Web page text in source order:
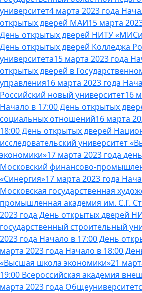
университет4 марта 2023 года
открытых дверей МАИ15 марта
День открытых дверей НИТУ
День открытых дверей Колледжа
университета15 марта 2023 года
открытых дверей в
управления16 марта 2023 года
Российский новый университет16
Начало в 17:00 День открытых
социальных отношений16 марта
18:00 День открытых дверей
исследовательский университет
экономики»17 марта 2023 года
Московский финансово-
«Синергия»17 марта 2023 года
Московская государственная
промышленная академия им. С.Г.
2023 года День открытых дверей
государственный строительный
2023 года Начало в 17:00 День
марта 2023 года Начало в 18:00
«Высшая школа экономики»21
19:00 Всероссийская академия
марта 2023 года